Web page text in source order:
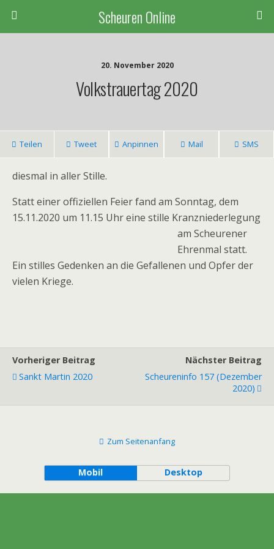
Scheuren Online
20. November 2020
Volkstrauertag 2020
Teilen Tweet Anpinnen Mail SMS
diesmal in aller Stille.
Statt einer offiziellen Feier fand am Sonntag, dem
15.11.2020 um 11.15 Uhr eine stille Kranzniederlegung
am Scheurener
Ehrenmal statt.
Ein stilles Gedenken an die Gefallenen und Opfer der
vielen Kriege.
Vorheriger Beitrag
Sankt Martin 2020
Nächster Beitrag
Scheureninfo 157 (Dezember
2020)
Zum Seitenanfang
Mobil Desktop